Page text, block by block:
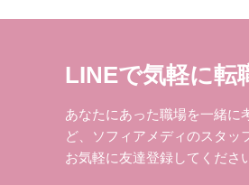
LINEで気軽に転
あなたにあった職場を一緒に
ど、ソフィアメディのスタッ
お気軽に友達登録してくださ